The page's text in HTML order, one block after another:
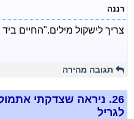
רננה
צריך לישקול מילים."החיים
תגובה מהירה
26. ניראה שצדקתי
לגריל